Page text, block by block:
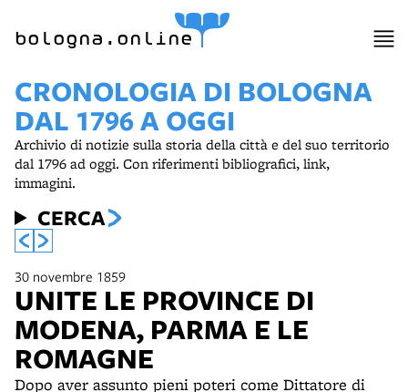
bologna.online
CRONOLOGIA DI BOLOGNA
DAL 1796 A OGGI
Archivio di notizie sulla storia della città e del suo territorio
dal 1796 ad oggi. Con riferimenti bibliografici, link,
immagini.
CERCA
30 novembre 1859
UNITE LE PROVINCE DI
MODENA, PARMA E LE
ROMAGNE
Dopo aver assunto pieni poteri come Dittatore di